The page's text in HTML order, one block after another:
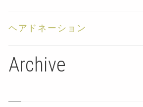
ヘアドネーション
Archive